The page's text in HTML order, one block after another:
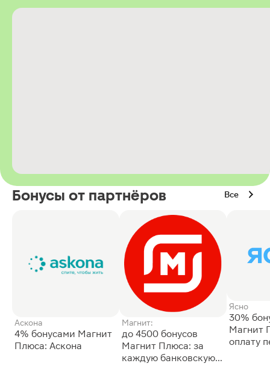
Бонусы от партнёров Все
Аскона
4% бонусами Магнит
Плюса: Аскона
Магнит:
до 4500 бонусов
Магнит Плюса: за
каждую банковскую
Ясно
30%
Магнит
оплату